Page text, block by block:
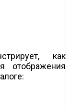
как
отображения